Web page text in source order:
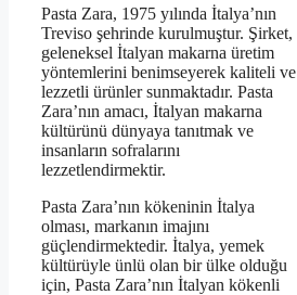
Pasta Zara, 1975 yılında İtalya’nın
Treviso şehrinde kurulmuştur. Şirket,
geleneksel İtalyan makarna üretim
yöntemlerini benimseyerek kaliteli ve
lezzetli ürünler sunmaktadır. Pasta
Zara’nın amacı, İtalyan makarna
kültürünü dünyaya tanıtmak ve
insanların sofralarını
lezzetlendirmektir.
Pasta Zara’nın kökeninin İtalya
olması, markanın imajını
güçlendirmektedir. İtalya, yemek
kültürüyle ünlü olan bir ülke olduğu
için, Pasta Zara’nın İtalyan kökenli